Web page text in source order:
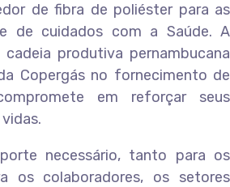
de fibra de poliéster para as
de cuidados com a Saúde. A
produtiva pernambucana
Copergás no fornecimento de
em reforçar seus
necessário, tanto para os
os colaboradores, os setores